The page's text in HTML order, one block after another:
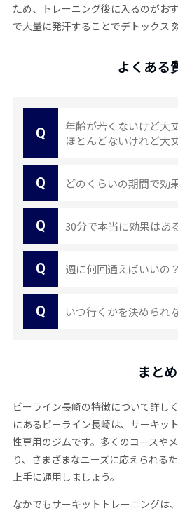
ため、トレーニング後に入るのがお
で大量に発汗することでデトックス
よくある
Q
年齢が若くないけど大
ほとんどないけれど大
Q どのくらいの期間で効
Q 30分で本当に効果はあ
Q 週に何回通えばいいの？
Q いつ行くかを決められ
まとめ
ビーライン長崎の特徴について詳し
にあるビーライン長崎は、サーキッ
性専用のジムです。多くのコースや
り、さまざまなニーズに応えられる
上手に通用しましょう。
なかでもサーキットトレーニングは